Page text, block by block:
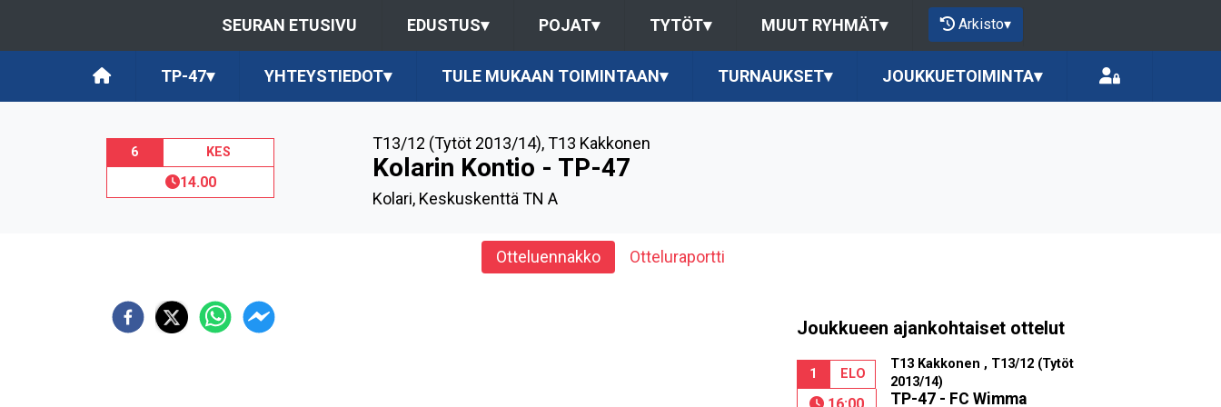
SEURAN ETUSIVU EDUSTUS▾ POJAT▾ TYTÖT▾ MUUT RYHMÄT▾ Arkisto▾
TP-47▾ YHTEYSTIEDOT▾ TULE MUKAAN TOIMINTAAN▾ TURNAUKSET▾ JOUKKUETOIMINTA▾
6 KES
14.00
T13/12 (Tytöt 2013/14),T13 Kakkonen
Kolarin Kontio - TP-47
Kolari, Keskuskenttä TN A
Otteluennakko Otteluraportti
Joukkueen ajankohtaiset ottelut
1 ELO
T13 Kakkonen , T13/12 (Tytöt
2013/14)
TP-47 - FC Wimma